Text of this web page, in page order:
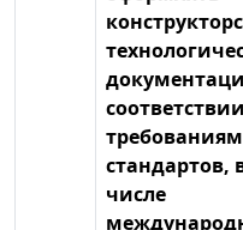
стандартов,
числе